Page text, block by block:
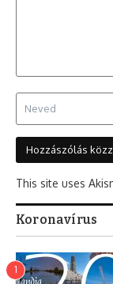
This site uses
Koronavírus
1